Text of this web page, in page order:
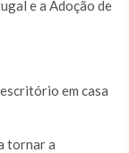
e a Adoção de
em casa
tornar a